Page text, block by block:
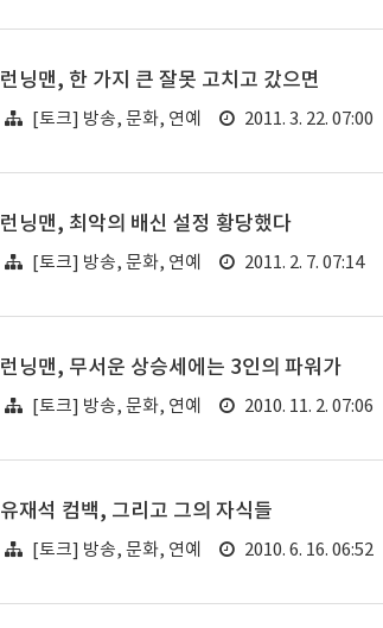
런닝맨, 한 가지 큰 잘못 고치고 갔으면
[토크] 방송, 문화, 연예 2011. 3. 22. 07:00
런닝맨, 최악의 배신 설정 황당했다
[토크] 방송, 문화, 연예 2011. 2. 7. 07:14
런닝맨, 무서운 상승세에는 3인의 파워가
[토크] 방송, 문화, 연예 2010. 11. 2. 07:06
유재석 컴백, 그리고 그의 자식들
[토크] 방송, 문화, 연예 2010. 6. 16. 06:52